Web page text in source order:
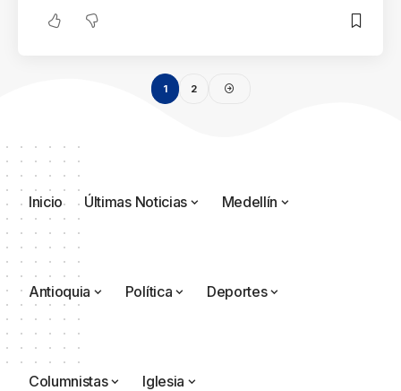
1 2
Inicio Últimas Noticias Medellín
Antioquia Política Deportes
Columnistas Iglesia